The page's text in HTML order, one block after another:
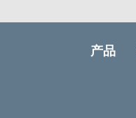
产品